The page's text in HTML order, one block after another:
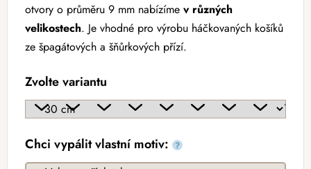
otvory o průměru 9 mm nabízíme v různých
velikostech. Je vhodné pro výrobu háčkovaných košíků
ze špagátových a šňůrkových přízí.
Zvolte variantu
Chci vypálit vlastní motiv: ?